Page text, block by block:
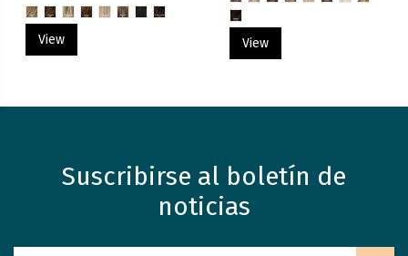
View View
Suscribirse al boletín de
noticias